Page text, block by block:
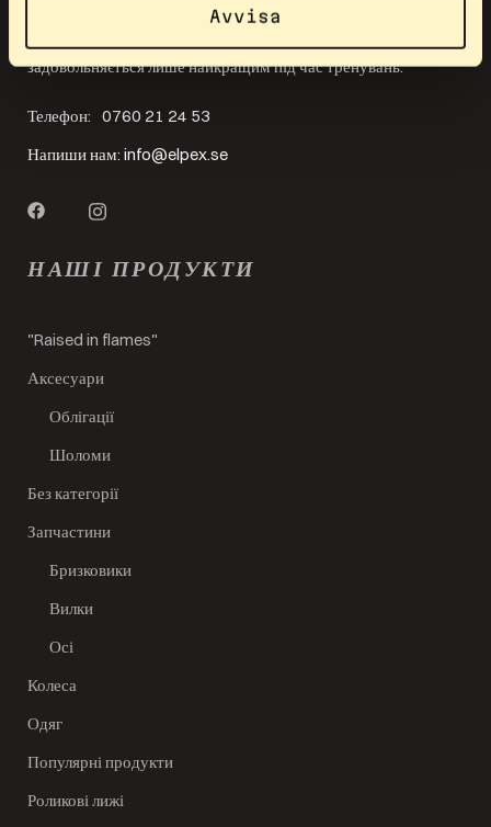
Avvisa
задовольняється лише найкращим під час тренувань.
Телефон: 0760 21 24 53
Напиши нам: info@elpex.se
НАШІ ПРОДУКТИ
"Raised in flames"
Аксесуари
Облігації
Шоломи
Без категорії
Запчастини
Бризковики
Вилки
Осі
Колеса
Одяг
Популярні продукти
Роликові лижі